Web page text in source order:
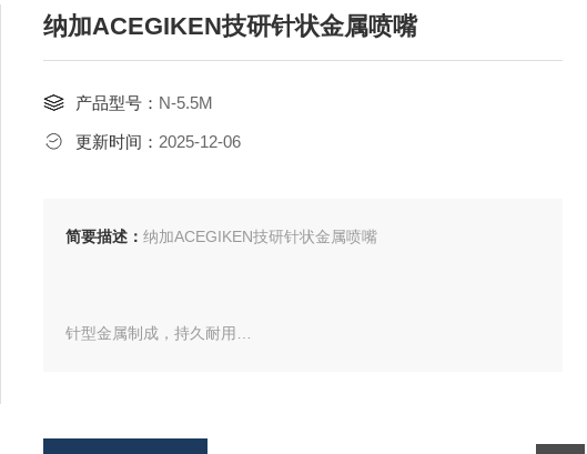
纳加ACEGIKEN技研针状金属喷嘴
产品型号： N-5.5M
更新时间： 2025-12-06
简要描述： 纳加ACEGIKEN技研针状金属喷嘴
针型金属制成，持久耐用